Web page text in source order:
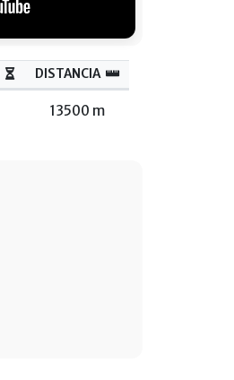
DISTANCIA
13500 m